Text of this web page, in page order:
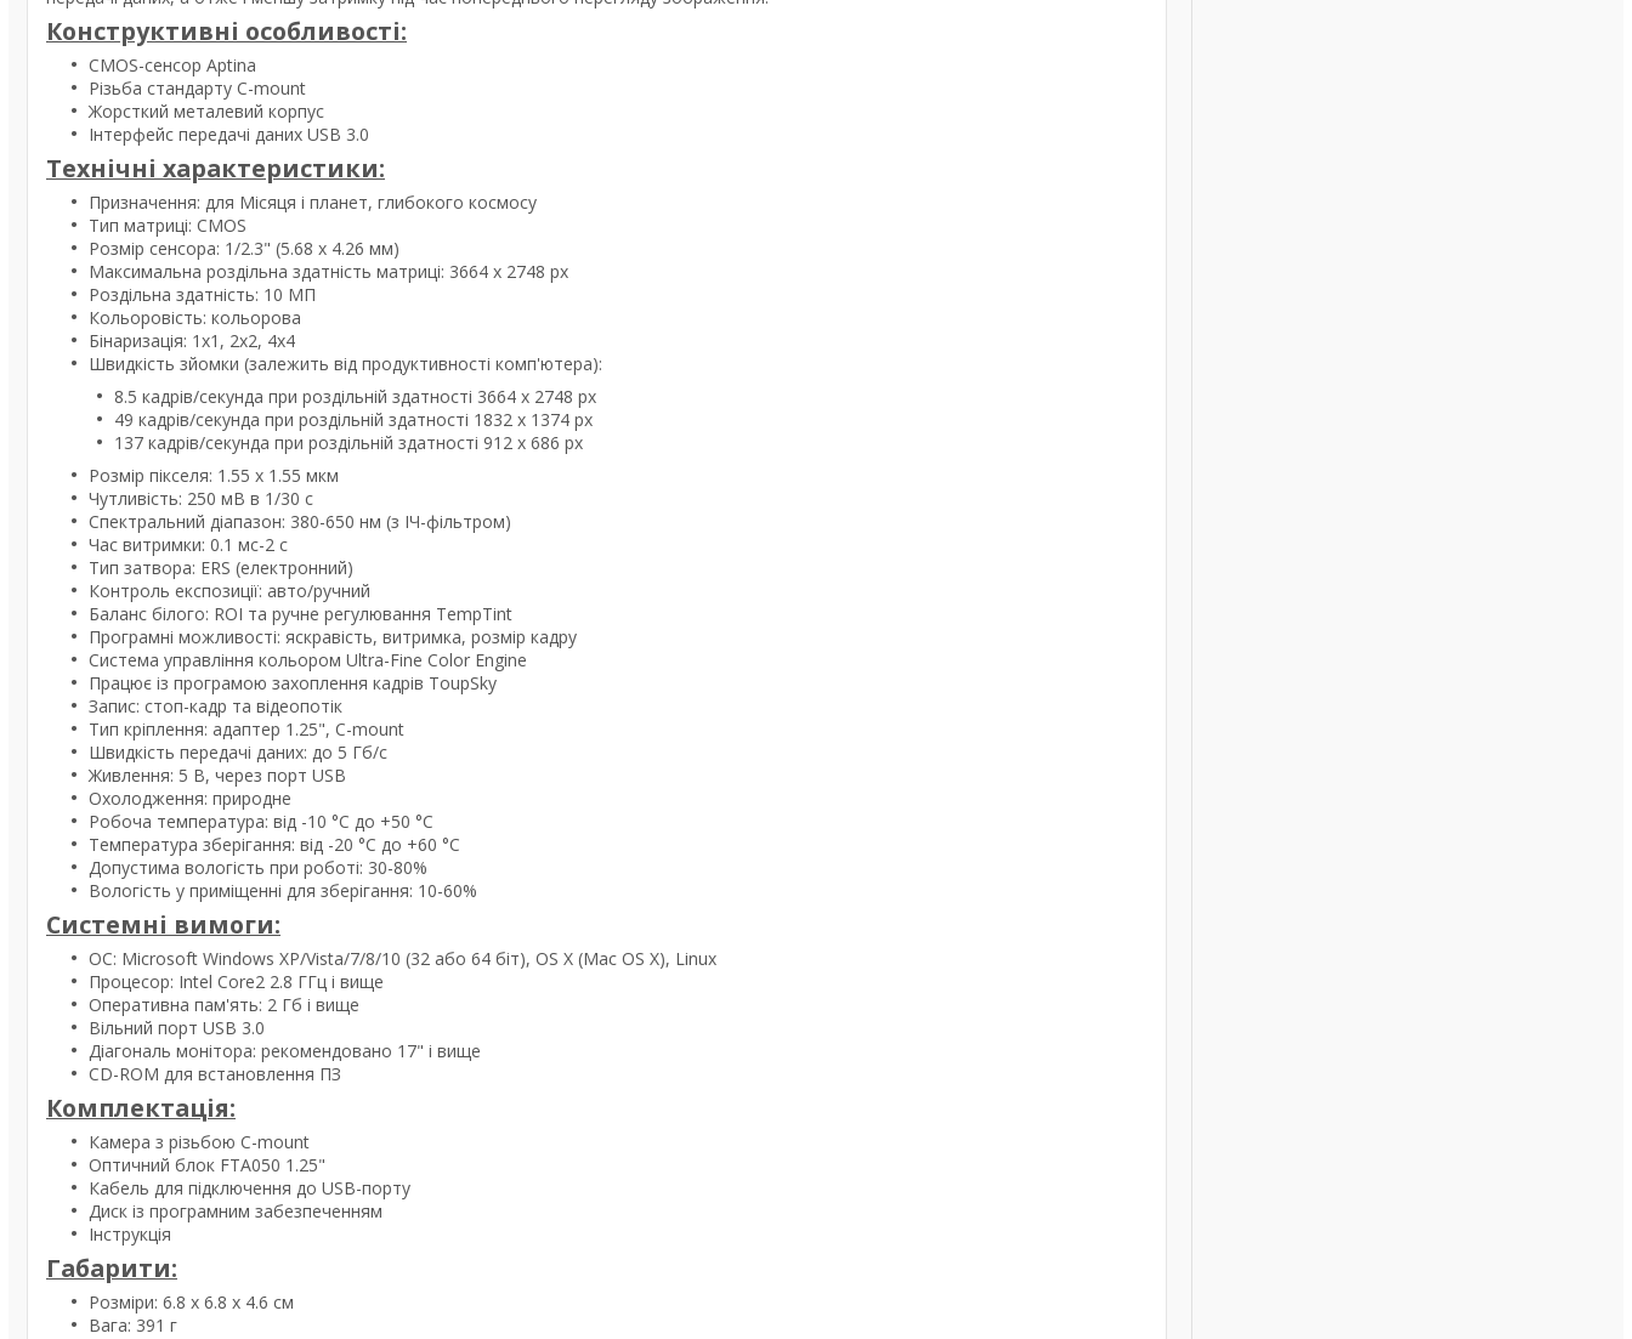
Конструктивні особливості:
CMOS-сенсор Aptina
Різьба стандарту C-mount
Жорсткий металевий корпус
Інтерфейс передачі даних USB 3.0
Технічні характеристики:
Призначення: для Місяця і планет, глибокого космосу
Тип матриці: CMOS
Розмір сенсора: 1/2.3" (5.68 x 4.26 мм)
Максимальна роздільна здатність матриці: 3664 x 2748 px
Роздільна здатність: 10 МП
Кольоровість: кольорова
Бінаризація: 1x1, 2x2, 4x4
Швидкість зйомки (залежить від продуктивності комп'ютера):
8.5 кадрів/секунда при роздільній здатності 3664 x 2748 px
49 кадрів/секунда при роздільній здатності 1832 x 1374 px
137 кадрів/секунда при роздільній здатності 912 x 686 px
Розмір пікселя: 1.55 x 1.55 мкм
Чутливість: 250 мВ в 1/30 с
Спектральний діапазон: 380-650 нм (з ІЧ-фільтром)
Час витримки: 0.1 мс-2 с
Тип затвора: ERS (електронний)
Контроль експозиції: авто/ручний
Баланс білого: ROI та ручне регулювання TempTint
Програмні можливості: яскравість, витримка, розмір кадру
Система управління кольором Ultra-Fine Color Engine
Працює із програмою захоплення кадрів ToupSky
Запис: стоп-кадр та відеопотік
Тип кріплення: адаптер 1.25", C-mount
Швидкість передачі даних: до 5 Гб/c
Живлення: 5 В, через порт USB
Охолодження: природне
Робоча температура: від -10 °C до +50 °C
Температура зберігання: від -20 °C до +60 °C
Допустима вологість при роботі: 30-80%
Вологість у приміщенні для зберігання: 10-60%
Системні вимоги:
ОС: Microsoft Windows XP/Vista/7/8/10 (32 або 64 біт), OS X (Mac OS X), Linux
Процесор: Intel Core2 2.8 ГГц і вище
Оперативна пам'ять: 2 Гб і вище
Вільний порт USB 3.0
Діагональ монітора: рекомендовано 17" і вище
CD-ROM для встановлення ПЗ
Комплектація:
Камера з різьбою C-mount
Оптичний блок FTA050 1.25"
Кабель для підключення до USB-порту
Диск із програмним забезпеченням
Інструкція
Габарити:
Розміри: 6.8 x 6.8 x 4.6 см
Вага: 391 г